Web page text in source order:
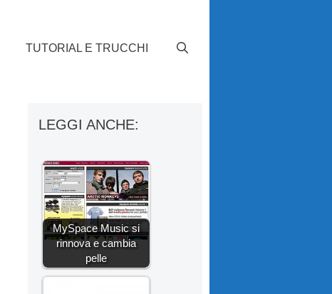
TUTORIAL E TRUCCHI
LEGGI ANCHE:
MySpace Music si
rinnova e cambia
pelle